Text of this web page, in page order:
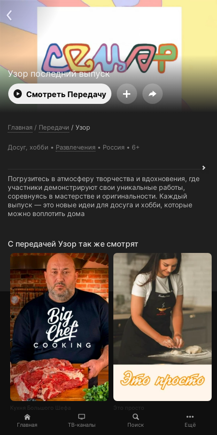
Главная ТВ-каналы Поиск Ещё
Узор последний выпуск
Смотреть Передачу
Главная / Передачи / Узор
Досуг, хобби Развлечения Россия 6+
Погрузитесь в атмосферу творчества и вдохновения, где
участники демонстрируют свои уникальные работы,
соревнуясь в мастерстве и оригинальности. Каждый
выпуск — это новые идеи для досуга и хобби, которые
можно воплотить дома
C передачей Узор так же смотрят
Кухня Большого Шефа Это просто
support@24h.tv
О сервисе
Открыть приложение
Ввести промокод
Установить на ТВ
Бесплатные каналы